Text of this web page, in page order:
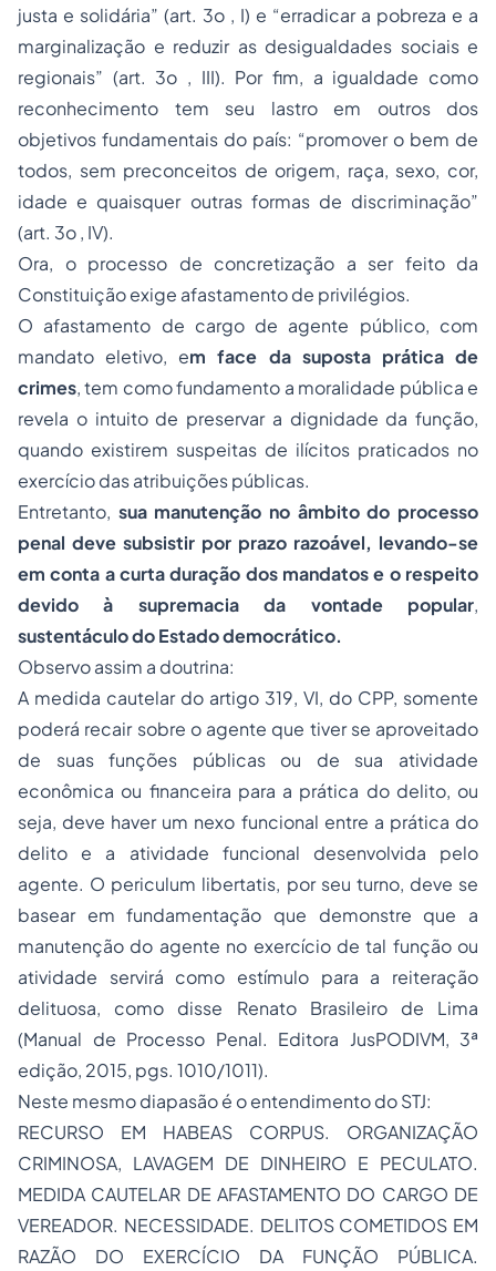
justa e solidária” (art. 3o , I) e “erradicar a pobreza e a
marginalização e reduzir as desigualdades sociais e
regionais” (art. 3o , III). Por fim, a igualdade como
reconhecimento tem seu lastro em outros dos
objetivos fundamentais do país: “promover o bem de
todos, sem preconceitos de origem, raça, sexo, cor,
idade e quaisquer outras formas de discriminação”
(art. 3o , IV).
Ora, o processo de concretização a ser feito da
Constituição exige afastamento de privilégios.
O afastamento de cargo de agente público, com
mandato eletivo, em face da suposta prática de
crimes, tem como fundamento a moralidade pública e
revela o intuito de preservar a dignidade da função,
quando existirem suspeitas de ilícitos praticados no
exercício das atribuições públicas.
Entretanto, sua manutenção no âmbito do processo
penal deve subsistir por prazo razoável, levando-se
em conta a curta duração dos mandatos e o respeito
devido à supremacia da vontade popular,
sustentáculo do Estado democrático.
Observo assim a doutrina:
A medida cautelar do artigo 319, VI, do CPP, somente
poderá recair sobre o agente que tiver se aproveitado
de suas funções públicas ou de sua atividade
econômica ou financeira para a prática do delito, ou
seja, deve haver um nexo funcional entre a prática do
delito e a atividade funcional desenvolvida pelo
agente. O periculum libertatis, por seu turno, deve se
basear em fundamentação que demonstre que a
manutenção do agente no exercício de tal função ou
atividade servirá como estímulo para a reiteração
delituosa, como disse Renato Brasileiro de Lima
(Manual de Processo Penal. Editora JusPODIVM, 3ª
edição, 2015, pgs. 1010/1011).
Neste mesmo diapasão é o entendimento do STJ:
RECURSO EM HABEAS CORPUS. ORGANIZAÇÃO
CRIMINOSA, LAVAGEM DE DINHEIRO E PECULATO.
MEDIDA CAUTELAR DE AFASTAMENTO DO CARGO DE
VEREADOR. NECESSIDADE. DELITOS COMETIDOS EM
RAZÃO DO EXERCÍCIO DA FUNÇÃO PÚBLICA.